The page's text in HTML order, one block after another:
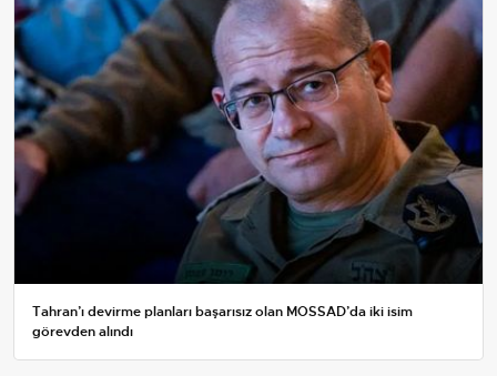
Tahran’ı devirme planları başarısız olan MOSSAD’da iki isim
görevden alındı